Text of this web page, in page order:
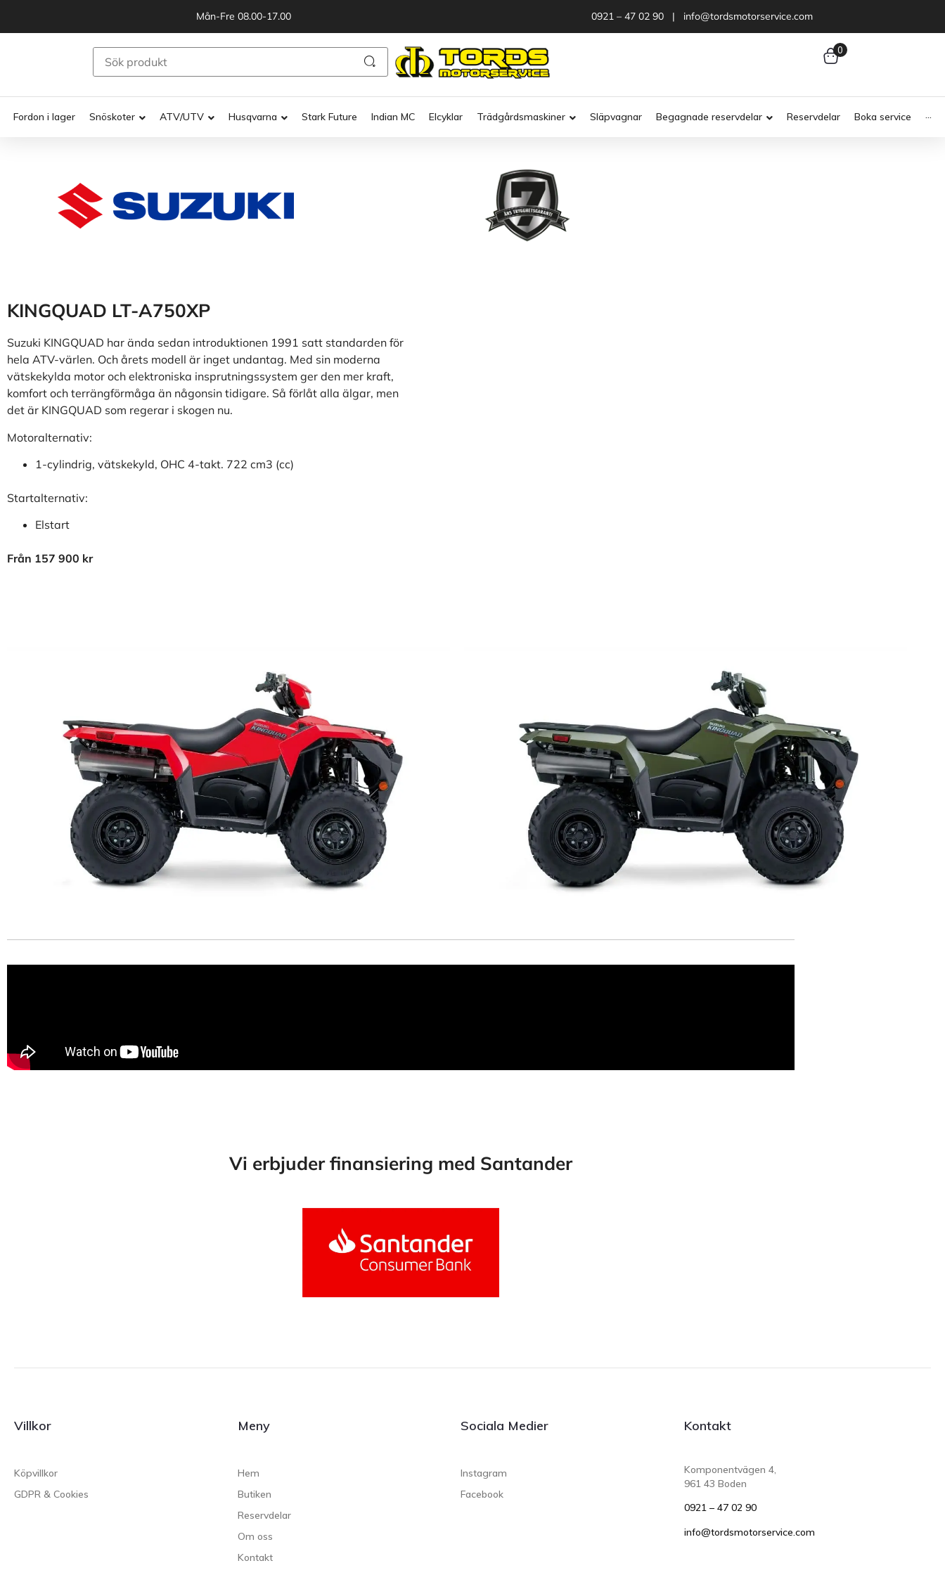
Mån-Fre 08.00-17.00 0921 – 47 02 90 | info@tordsmotorservice.com
0
Fordon i lager Snöskoter ATV/UTV Husqvarna Stark Future Indian MC Elcyklar Trädgårdsmaskiner Släpvagnar Begagnade reservdelar Reservdelar Boka service ···
KINGQUAD LT-A750XP
Suzuki KINGQUAD har ända sedan introduktionen 1991 satt standarden för
hela ATV-värlen. Och årets modell är inget undantag. Med sin moderna
vätskekylda motor och elektroniska insprutningssystem ger den mer kraft,
komfort och terrängförmåga än någonsin tidigare. Så förlåt alla älgar, men
det är KINGQUAD som regerar i skogen nu.
Motoralternativ:
1-cylindrig, vätskekyld, OHC 4-takt. 722 cm3 (cc)
Startalternativ:
Elstart
Från 157 900 kr
Vi erbjuder finansiering med Santander
Villkor
Köpvillkor
GDPR & Cookies
Meny
Hem
Butiken
Reservdelar
Om oss
Kontakt
Sociala Medier
Instagram
Facebook
Kontakt
Komponentvägen 4,
961 43 Boden
0921 – 47 02 90
info@tordsmotorservice.com